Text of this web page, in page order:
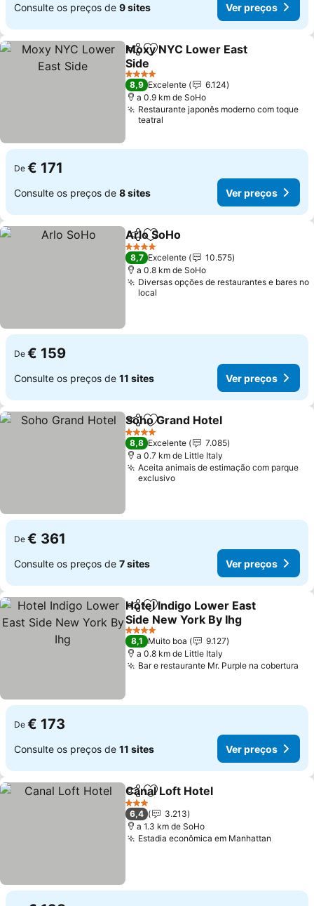
Consulte os preços de 9 sites Ver preços
PartilharAdicionar aos favoritos
Moxy NYC Lower East
Side
4 Estrelas
8,9 Excelente
6.124
a 0.9 km de SoHo
Restaurante japonês moderno com toque
teatral
De € 171
Consulte os preços de 8 sites Ver preços
PartilharAdicionar aos favoritos
Arlo SoHo
4 Estrelas
8,7 Excelente
10.575
a 0.8 km de SoHo
Diversas opções de restaurantes e bares no
local
De € 159
Consulte os preços de 11 sites Ver preços
PartilharAdicionar aos favoritos
Soho Grand Hotel
4 Estrelas
8,8 Excelente
7.085
a 0.7 km de Little Italy
Aceita animais de estimação com parque
exclusivo
De € 361
Consulte os preços de 7 sites Ver preços
PartilharAdicionar aos favoritos
Hotel Indigo Lower East
Side New York By Ihg
4 Estrelas
8,1 Muito boa
9.127
a 0.8 km de Little Italy
Bar e restaurante Mr. Purple na cobertura
De € 173
Consulte os preços de 11 sites Ver preços
PartilharAdicionar aos favoritos
Canal Loft Hotel
3 Estrelas
6,4
3.213
a 1.3 km de SoHo
Estadia econômica em Manhattan